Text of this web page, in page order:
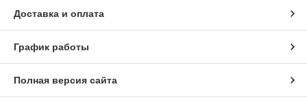
Доставка и оплата
График работы
Полная версия сайта